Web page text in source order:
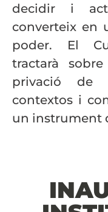
decidir i
converteix en
poder. El
tractarà
privació de
contextos i
un instrument